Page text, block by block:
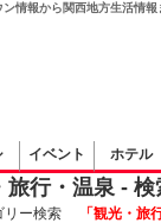
情報から関西地方生活情報
イベント ホテル
旅行・温泉 - 検
リー検索 「観光・旅